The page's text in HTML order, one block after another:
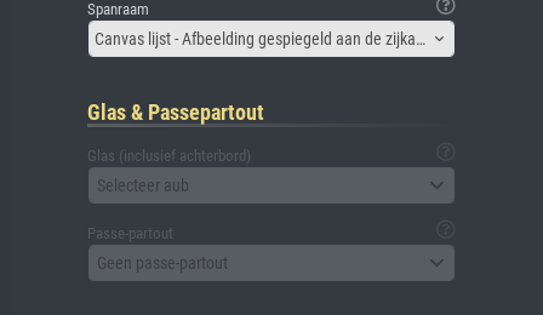
Spanraam
Canvas lijst - Afbeelding gespiegeld aan de zijkant
Glas & Passepartout
Glas (inclusief achterbord)
Selecteer aub
Passe-partout
Geen passe-partout